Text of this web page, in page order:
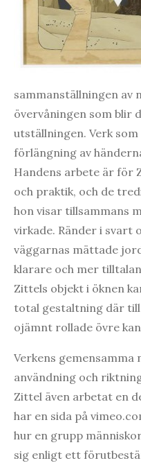
sammanställningen av
övervåningen som blir
utställningen. Verk
förlängning av
Handens arbete är för
och praktik, och de
hon visar tillsammans
virkade. Ränder i svart
väggarnas mättade
klarare och mer
Zittels objekt i öknen
total gestaltning där till
ojämnt rollade övre
Verkens
användning och
Zittel även arbetat en
har en sida på
hur en grupp
sig enligt ett